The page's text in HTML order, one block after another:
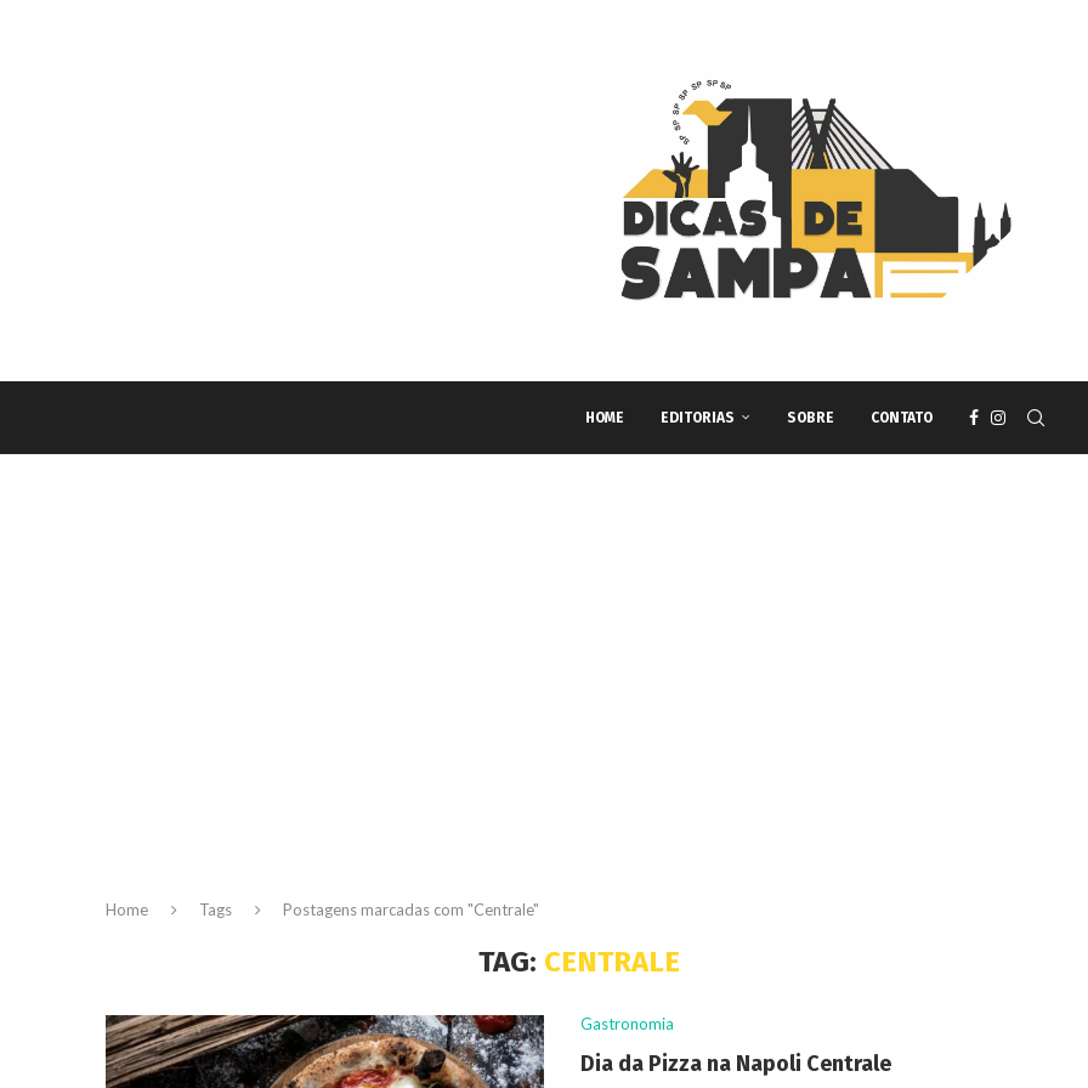
HOME EDITORIAS SOBRE CONTATO
Home Tags Postagens marcadas com "Centrale"
TAG: CENTRALE
Gastronomia
Dia da Pizza na Napoli Centrale